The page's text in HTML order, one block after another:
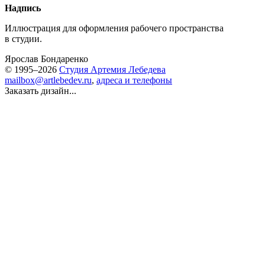
Надпись
Иллюстрация для оформления рабочего пространства
в студии.
Ярослав Бондаренко
© 1995–2026 Студия Артемия Лебедева
mailbox@artlebedev.ru, адреса и телефоны
Заказать дизайн...